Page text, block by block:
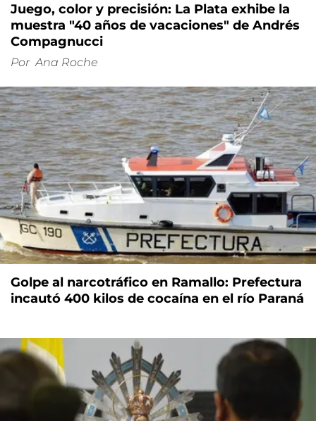
Juego, color y precisión: La Plata exhibe la
muestra "40 años de vacaciones" de Andrés
Compagnucci
Por Ana Roche
Golpe al narcotráfico en Ramallo: Prefectura
incautó 400 kilos de cocaína en el río Paraná